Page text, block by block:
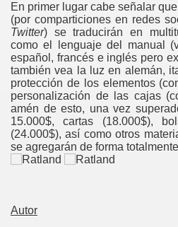
En primer lugar cabe señalar
(por comparticiones en redes
Twitter) se traducirán en
como el lenguaje del manual
español, francés e inglés pero
también vea la luz en alemán,
protección de los elementos
personalización de las cajas
amén de esto, una vez
15.000$, cartas (18.000$),
(24.000$), así como otros
se agregarán de forma
Autor